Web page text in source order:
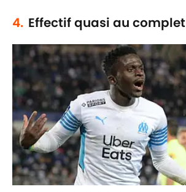
4. Effectif quasi au complet